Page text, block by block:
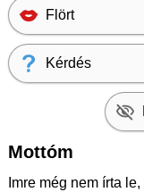
Flört
Kérdés
Mottóm
Imre még nem írta